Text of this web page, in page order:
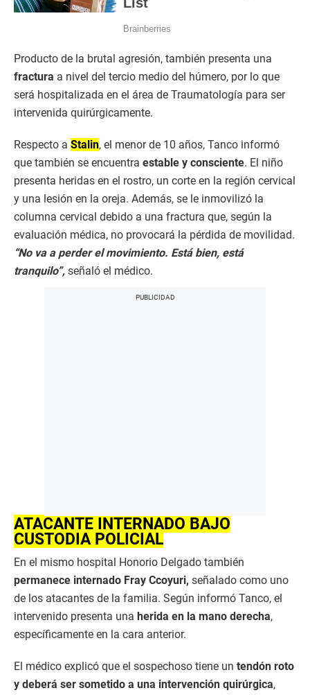
Producto de la brutal agresión, también presenta una
fractura a nivel del tercio medio del húmero, por lo que
será hospitalizada en el área de Traumatología para ser
intervenida quirúrgicamente.
Respecto a Stalin, el menor de 10 años, Tanco informó
que también se encuentra estable y consciente. El niño
presenta heridas en el rostro, un corte en la región cervical
y una lesión en la oreja. Además, se le inmovilizó la
columna cervical debido a una fractura que, según la
evaluación médica, no provocará la pérdida de movilidad.
“No va a perder el movimiento. Está bien, está
tranquilo”, señaló el médico.
ATACANTE INTERNADO BAJO
CUSTODIA POLICIAL
En el mismo hospital Honorio Delgado también
permanece internado Fray Ccoyuri, señalado como uno
de los atacantes de la familia. Según informó Tanco, el
intervenido presenta una herida en la mano derecha,
específicamente en la cara anterior.
El médico explicó que el sospechoso tiene un tendón roto
y deberá ser sometido a una intervención quirúrgica,